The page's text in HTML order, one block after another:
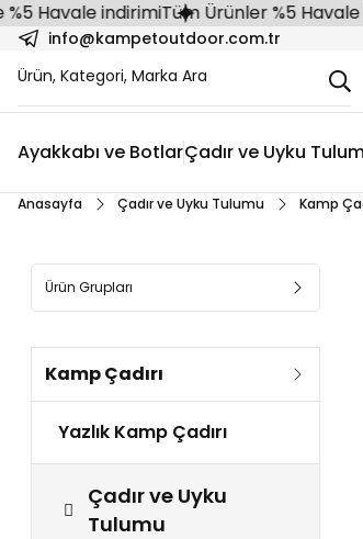
indirimiTüm Ürünler %5 Havale
info@kampetoutdoor.com.tr
Ayakkabı ve BotlarÇadır ve Uyku
Anasayfa Çadır ve Uyku Tulumu Kamp
Ürün Grupları
Kamp Çadırı
Yazlık Kamp Çadırı
Çadır ve Uyku
Tulumu